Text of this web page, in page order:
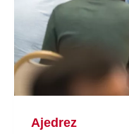
Ajedrez